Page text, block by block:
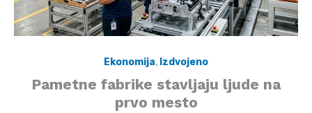
Ekonomija, Izdvojeno
Pametne fabrike stavljaju ljude na
prvo mesto